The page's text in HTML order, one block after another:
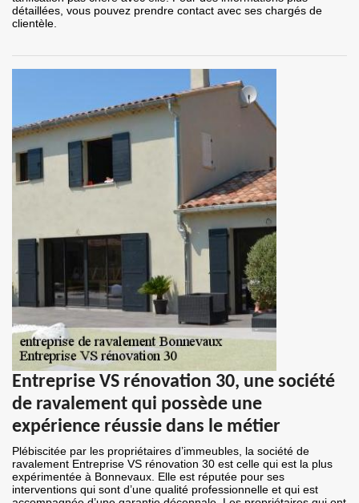
détaillées, vous pouvez prendre contact avec ses chargés de
clientèle.
Entreprise VS rénovation 30, une société
de ravalement qui possède une
expérience réussie dans le métier
Plébiscitée par les propriétaires d’immeubles, la société de
ravalement Entreprise VS rénovation 30 est celle qui est la plus
expérimentée à Bonnevaux. Elle est réputée pour ses
interventions qui sont d’une qualité professionnelle et qui est